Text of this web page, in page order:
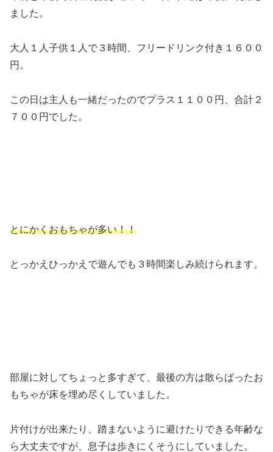
ました。
大人１人子供１人で３時間、フリードリンク付き１６００
円。
この日は主人も一緒だったのでプラス１１００円、合計２
７００円でした。
とにかくおもちゃが多い！！
とっかえひっかえで遊んでも３時間楽しみ続けられます。
部屋に対してちょっと多すぎて、最後の方は散らばったお
もちゃが床を埋め尽くしていました。
片付けが出来たり、踏まないように避けたりできる年齢な
ら大丈夫ですが、息子は歩きにくそうにしていました。